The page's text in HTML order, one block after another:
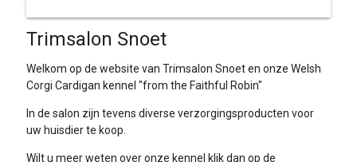
Trimsalon Snoet
Welkom op de website van Trimsalon Snoet en onze Welsh
Corgi Cardigan kennel "from the Faithful Robin"
In de salon zijn tevens diverse verzorgingsproducten voor
uw huisdier te koop.
Wilt u meer weten over onze kennel klik dan op de